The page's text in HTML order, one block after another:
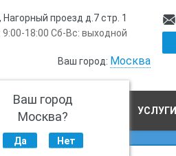
Нагорный проезд д.7 стр. 1
9:00-18:00 Сб-Вс: выходной
Ваш город: Москва
Ваш город
Москва?
Да Нет
ПРОИЗВОДСТВО УСЛУГИ